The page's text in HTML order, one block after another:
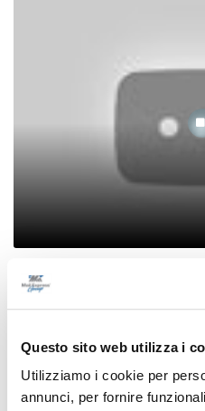
Questo sito web utilizza i
Utilizziamo i cookie per
annunci, per fornire
Avvenimenti - La
Recanati